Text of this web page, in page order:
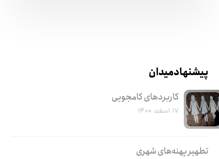
پیشنهاد میدان
کاربرد‌های کامجویی
۱۷ اسفند ۱۴۰۰
تطهیر پهنه‌های شهری